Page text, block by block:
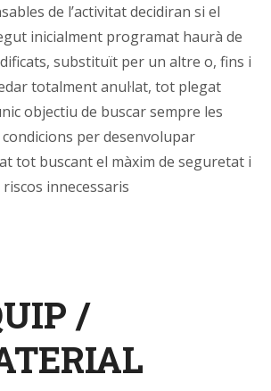
de l’activitat decidiran si el
inicialment programat haurà de
substituït per un altre o, fins i
totalment anul·lat, tot plegat
objectiu de buscar sempre les
per desenvolupar
tot buscant el màxim de seguretat i
innecessaris
/